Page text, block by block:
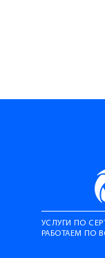
УСЛУГИ ПО
РАБОТАЕМ ПО